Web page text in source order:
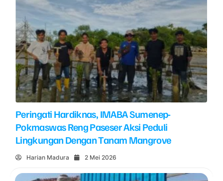
Peringati Hardiknas, IMABA Sumenep-
Pokmaswas Reng Paseser Aksi Peduli
Lingkungan Dengan Tanam Mangrove
Harian Madura 2 Mei 2026